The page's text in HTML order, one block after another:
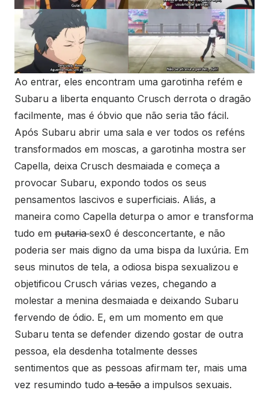
Ao entrar, eles encontram uma garotinha refém e
Subaru a liberta enquanto Crusch derrota o dragão
facilmente, mas é óbvio que não seria tão fácil.
Após Subaru abrir uma sala e ver todos os reféns
transformados em moscas, a garotinha mostra ser
Capella, deixa Crusch desmaiada e começa a
provocar Subaru, expondo todos os seus
pensamentos lascivos e superficiais. Aliás, a
maneira como Capella deturpa o amor e transforma
tudo em putariasex0 é desconcertante, e não
poderia ser mais digno da uma bispa da luxúria. Em
seus minutos de tela, a odiosa bispa sexualizou e
objetificou Crusch várias vezes, chegando a
molestar a menina desmaiada e deixando Subaru
fervendo de ódio. E, em um momento em que
Subaru tenta se defender dizendo gostar de outra
pessoa, ela desdenha totalmente desses
sentimentos que as pessoas afirmam ter, mais uma
vez resumindo tudo a tesão a impulsos sexuais.